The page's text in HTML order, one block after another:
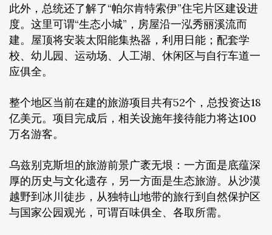
此外，总统还了解了“帕尔肯特索伊”住宅片区建设进
度。这里可谓“生态小城”，房屋沿一泓秀丽溪流而
建。屋顶将安装太阳能集热器，利用日能；配套学
校、幼儿园、运动场、人工湖、休闲区与自行车道一
应俱全。
整个地区当前在建的旅游项目共有52个，总投资达18
亿美元。项目完成后，相关设施年接待能力将达100
万名游客。
乌兹别克斯坦的旅游前景广袤无垠：一方面是底蕴深
厚的历史与文化遗存，另一方面是生态旅游。从沙漠
越野到冰川徒步，从独特山地带的旅行到自然保护区
与国家公园观光，可谓百味俱全、各取所需。